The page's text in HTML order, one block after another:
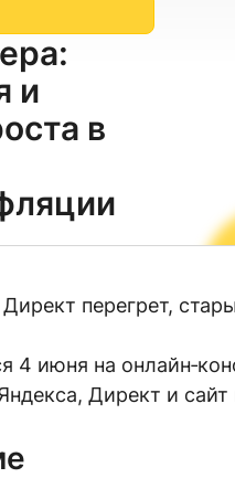
и
в
перегрет,
4 июня на
Директ и сайт